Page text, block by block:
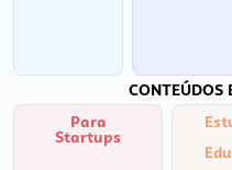
CONTEÚDOS
Para
Startups